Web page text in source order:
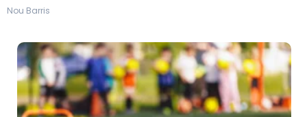
Nou Barris